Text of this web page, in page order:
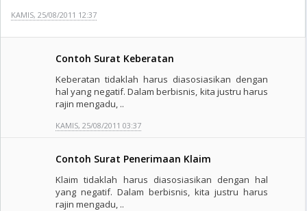
KAMIS, 25/08/2011 12:37
Contoh Surat Keberatan
Keberatan tidaklah harus diasosiasikan dengan
hal yang negatif. Dalam berbisnis, kita justru harus
rajin mengadu, ..
KAMIS, 25/08/2011 03:37
Contoh Surat Penerimaan Klaim
Klaim tidaklah harus diasosiasikan dengan hal
yang negatif. Dalam berbisnis, kita justru harus
rajin mengadu, ..